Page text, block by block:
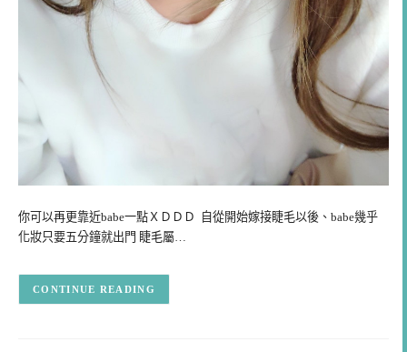
你可以再更靠近babe一點ＸＤＤＤ 自從開始嫁接睫毛以後、babe幾乎
化妝只要五分鐘就出門 睫毛屬…
CONTINUE READING